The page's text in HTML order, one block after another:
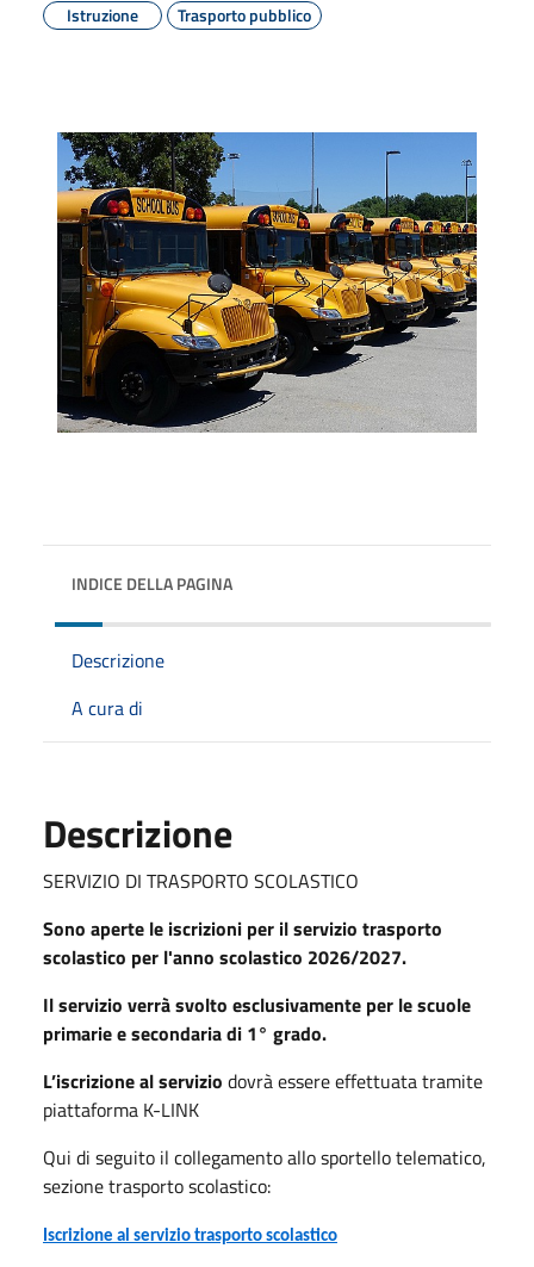
Istruzione
Trasporto pubblico
INDICE DELLA PAGINA
Descrizione
A cura di
Descrizione
SERVIZIO DI TRASPORTO SCOLASTICO
Sono aperte le iscrizioni per il servizio trasporto
scolastico per l'anno scolastico 2026/2027.
Il servizio verrà svolto esclusivamente per le scuole
primarie e secondaria di 1° grado.
L’iscrizioneal servizio dovrà essere effettuata tramite
piattaforma K-LINK
Qui di seguito il collegamento allo sportello telematico,
sezione trasporto scolastico:
Iscrizione al servizio trasporto scolastico